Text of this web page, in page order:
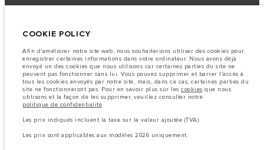
de prix. Veuillez consulter votre concessionnaire pour des informations sur
Remarque importante sur les images et les spécifications.
pénurie mondiale de semi-conducteurs affecte actuellement les
spécifications de construction des véhicules, la disponibilité des options et
les délais de construction. Cette situation s’avère très fluctuante, et par
conséquent, les images utilisées actuellement sur le site Web peuvent ne pas
refléter entièrement les spécifications actuelles en ce qui concerne les
caractéristiques, les options, les finitions et les combinaisons de couleurs.
Veuillez consulter votre concessionnaire pour avoir confirmation des
restrictions actuelles et faire un choix éclairé
Les chiffres fournis proviennent de tests offi ciels effectués par le fabricant
conformément å la législation européenne en vigueur. La consommation
COOKIE POLICY
Afin d'améliorer notre site web, nous souhaiterions utiliser des cookies pour
enregistrer certaines informations dans votre ordinateur. Nous avons déjà
envoyé un des cookies que nous utilisons car certaines parties du site ne
peuvent pas fonctionner sans lui. Vous pouvez supprimer et barrer l'accès à
tous les cookies envoyés par notre site, mais, dans ce cas, certaines parties du
site ne fonctionneront pas. Pour en savoir plus sur les cookies que nous
utilisons et la façon de les supprimer, veuillez consulter notre
politique de confidentialité.
Les prix indiqués incluent la taxe sur la valeur ajoutée (TVA).
Les prix sont applicables aux modèles 2026 uniquement.